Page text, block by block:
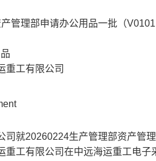
管理部申请办公用品一批（
重工有限公司
司就20260224生产管理部资产
重工有限公司在中远海运重工电